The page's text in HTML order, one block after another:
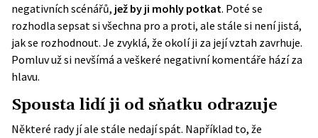
negativních scénářů, jež by ji mohly potkat. Poté se
rozhodla sepsat si všechna pro a proti, ale stále si není jistá,
jak se rozhodnout. Je zvyklá, že okolí ji za její vztah zavrhuje.
Pomluv už si nevšímá a veškeré negativní komentáře hází za
hlavu.
Spousta lidí ji od sňatku odrazuje
Některé rady jí ale stále nedají spát. Například to, že